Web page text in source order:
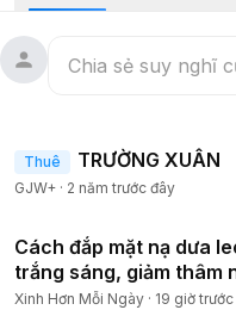
Thuê TRƯỜNG XUÂN
GJW+ · 2 năm trước đây
Cách đắp mặt nạ dưa
trắng sáng, giảm thâm
Phụ Nữ
Xinh Hơn Mỗi Ngày · 19 giờ